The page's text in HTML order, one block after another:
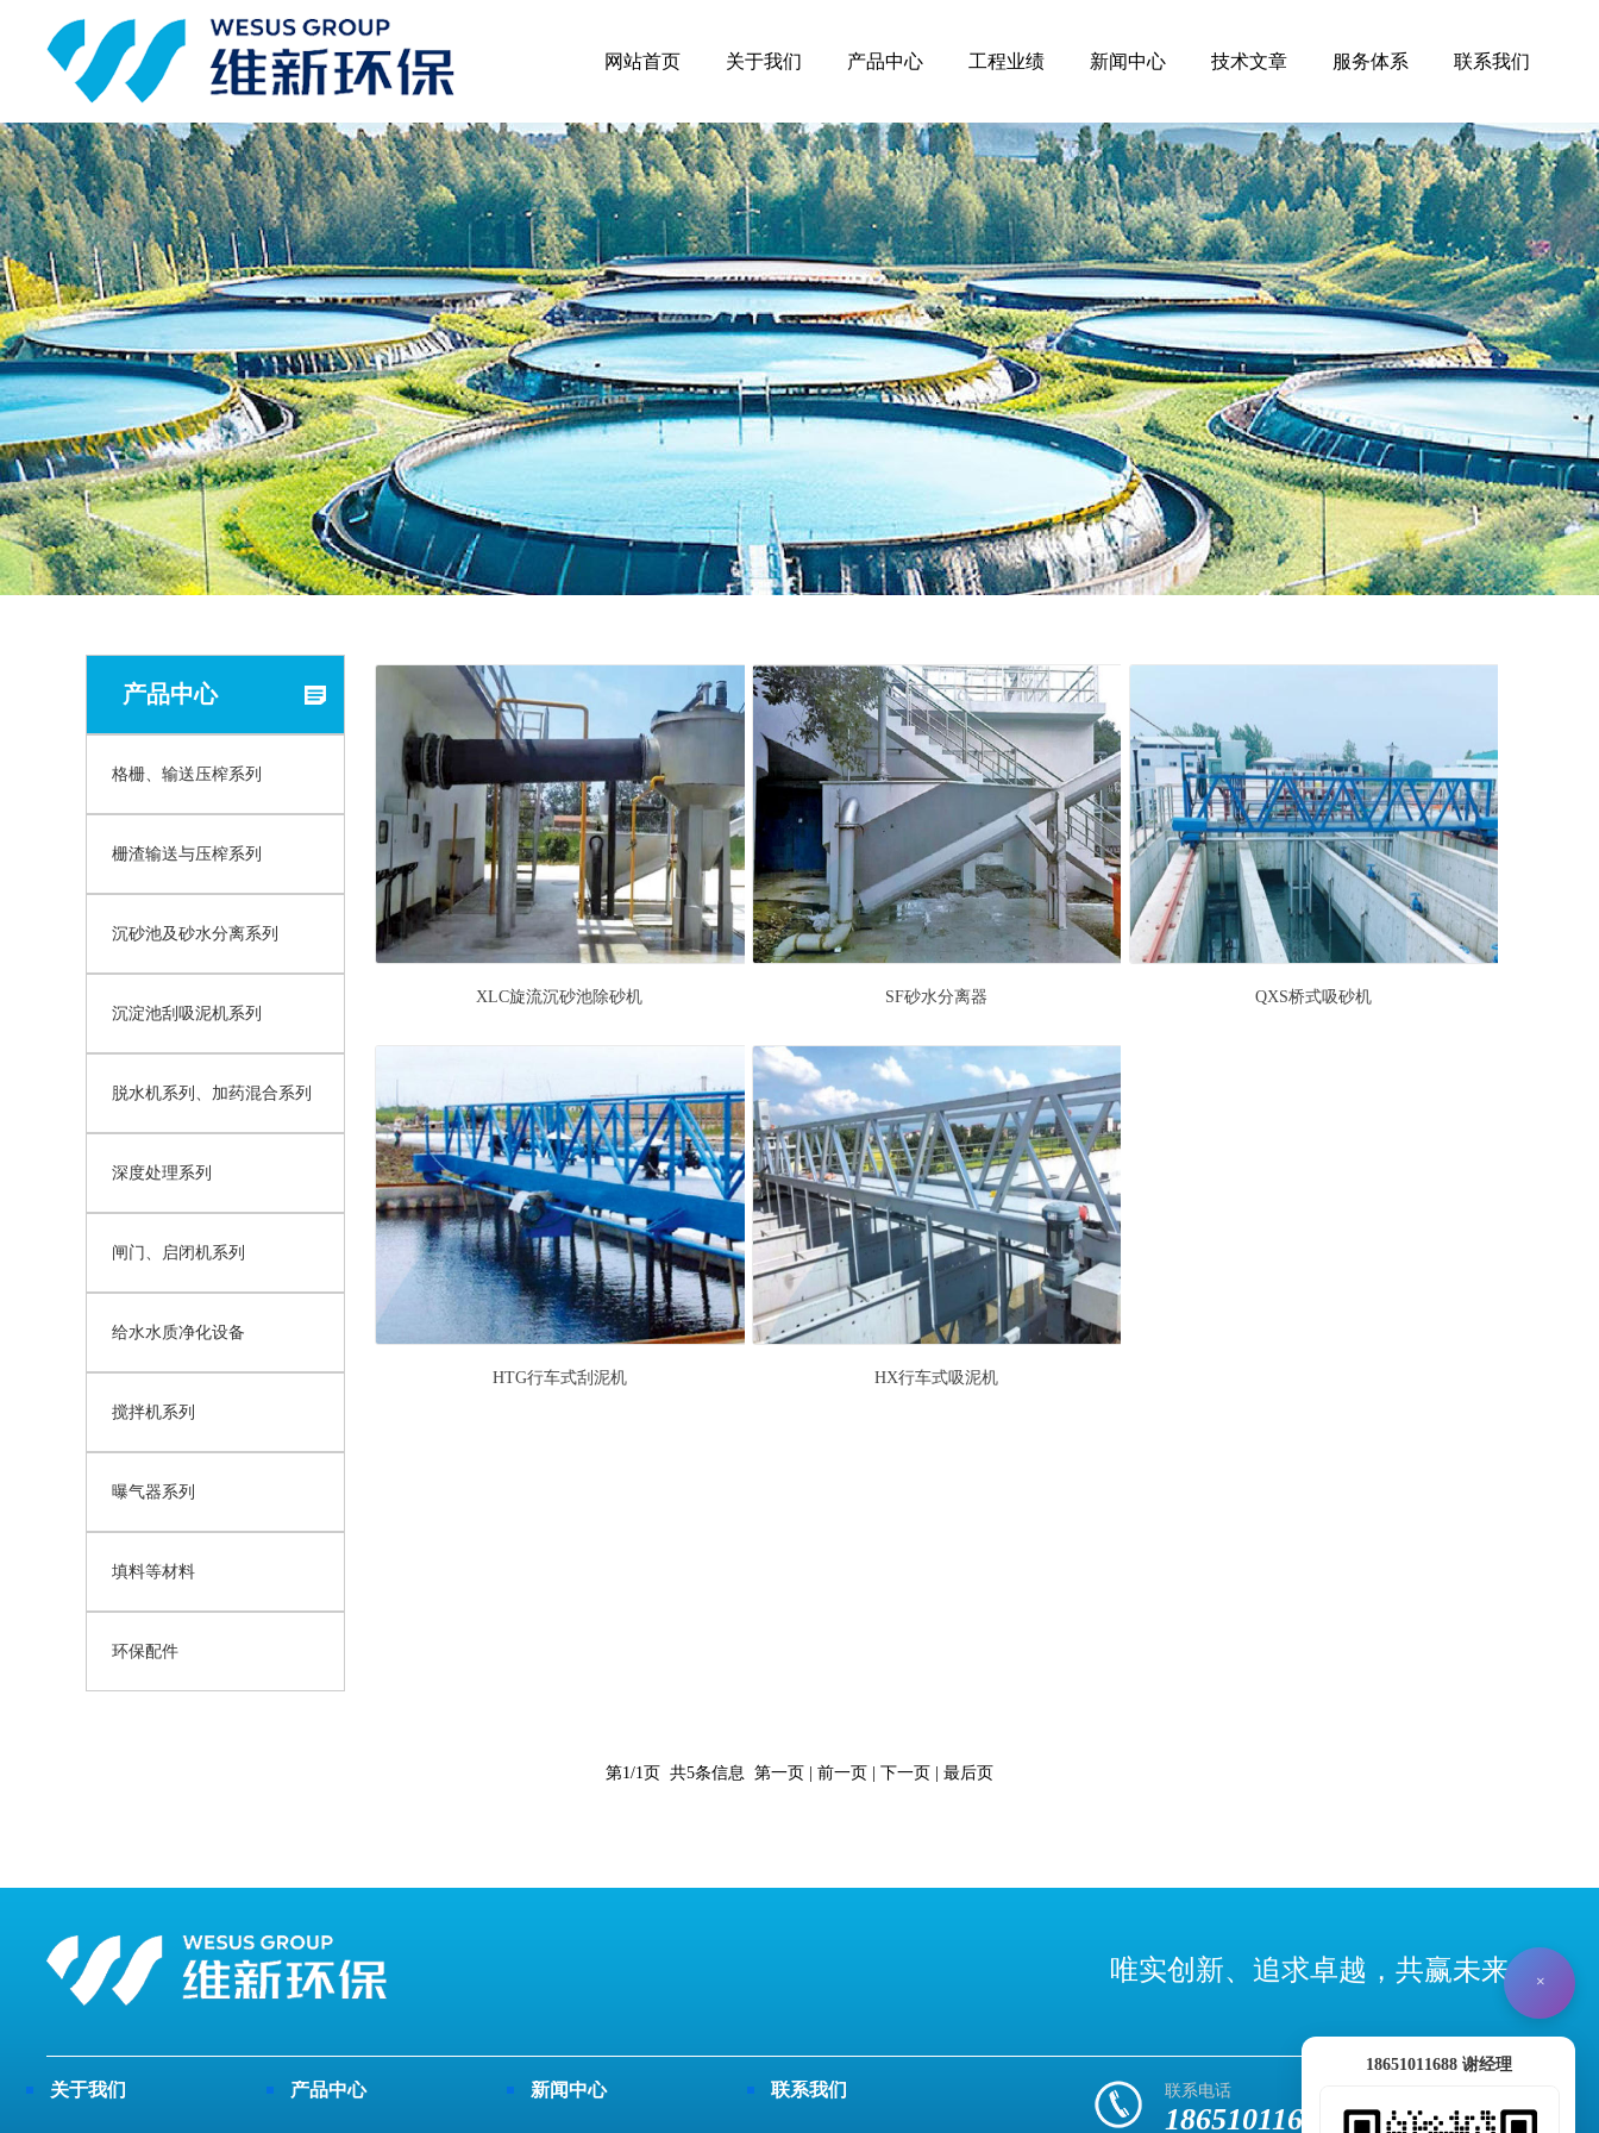
网站首页 关于我们 产品中心 工程业绩 新闻中心 技术文章 服务体系 联系我们
产品中心
格栅、输送压榨系列
栅渣输送与压榨系列
沉砂池及砂水分离系列
沉淀池刮吸泥机系列
脱水机系列、加药混合系列
深度处理系列
闸门、启闭机系列
给水水质净化设备
搅拌机系列
曝气器系列
填料等材料
环保配件
XLC旋流沉砂池除砂机 SF砂水分离器 QXS桥式吸砂机
HTG行车式刮泥机 HX行车式吸泥机
第1/1页 共5条信息 第一页 | 前一页 | 下一页 | 最后页
唯实创新、追求卓越，共赢未来
关于我们 产品中心 新闻中心 联系我们 联系电话
18651011688
×
18651011688 谢经理